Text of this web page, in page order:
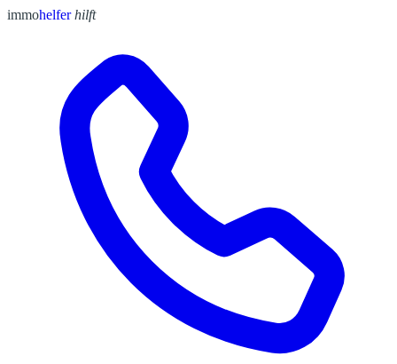
immohelfer hilft